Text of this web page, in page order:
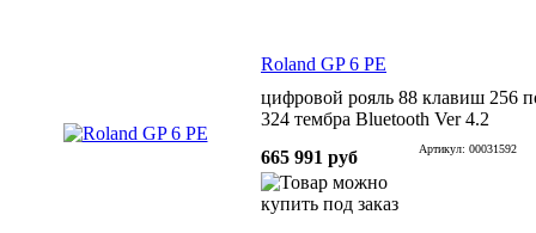
Roland GP 6 PE
цифровой рояль 88 клавиш 256
324 тембра Bluetooth Ver 4.2
665 991 руб
Артикул: 00031592